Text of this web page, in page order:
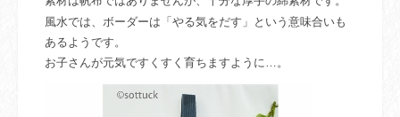
風水では、ボーダーは「やる気をだす」という意味合いも
あるようです。
お子さんが元気ですくすく育ちますように…。